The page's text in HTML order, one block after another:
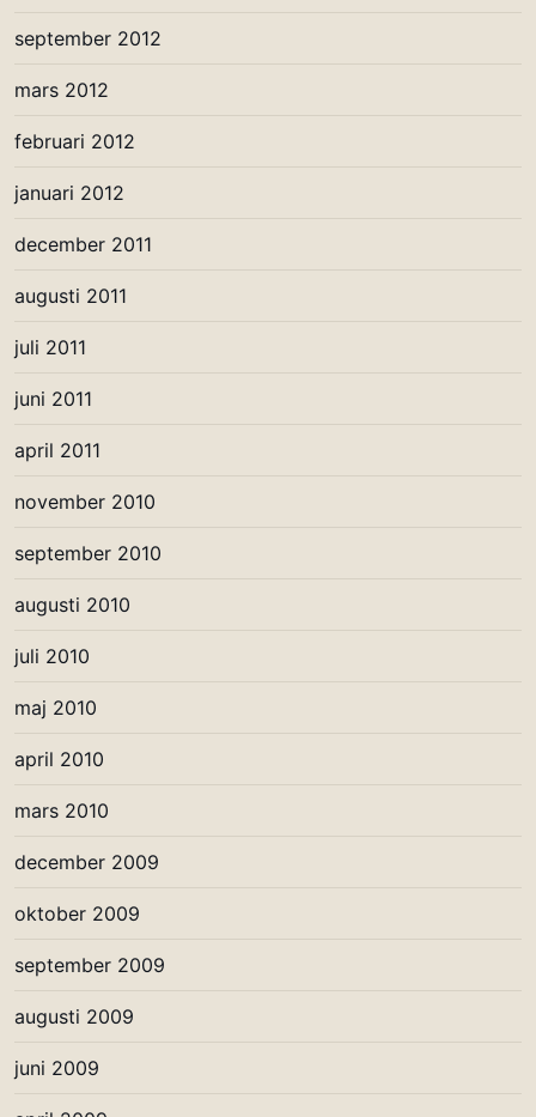
september 2012
mars 2012
februari 2012
januari 2012
december 2011
augusti 2011
juli 2011
juni 2011
april 2011
november 2010
september 2010
augusti 2010
juli 2010
maj 2010
april 2010
mars 2010
december 2009
oktober 2009
september 2009
augusti 2009
juni 2009